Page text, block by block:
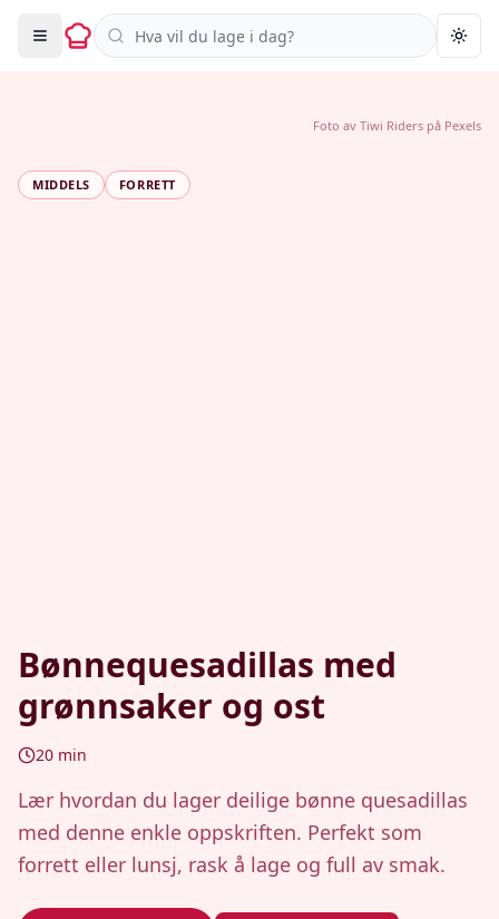
Søk i oppskrifter
MIDDELS FORRETT
Bønnequesadillas med
grønnsaker og ost
20 min
Lær hvordan du lager deilige bønne quesadillas
med denne enkle oppskriften. Perfekt som
forrett eller lunsj, rask å lage og full av smak.
Foto av Tiwi Riders på Pexels